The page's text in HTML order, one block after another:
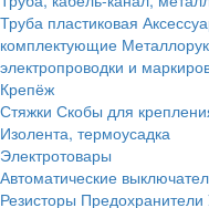
Труба пластиковая
комплектующие
электропроводки и
Крепёж
Стяжки Скобы для
Изолента, термоусадка
Электротовары
Автоматические
Резисторы Предохранители